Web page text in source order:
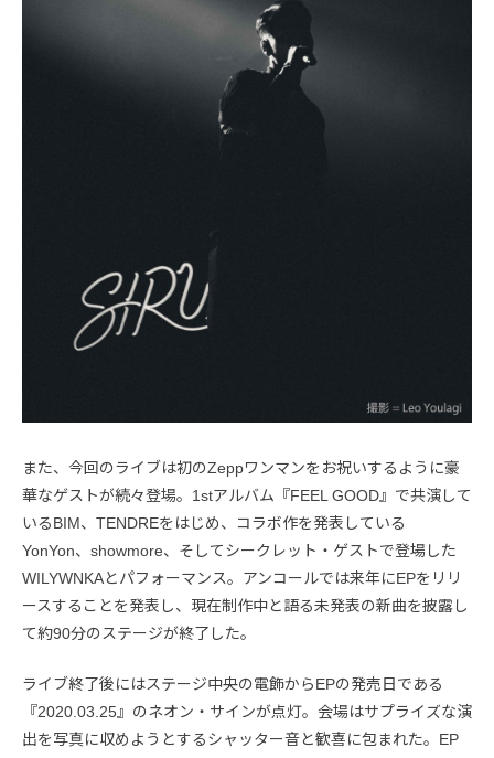
また、今回のライブは初のZeppワンマンをお祝いするように豪
華なゲストが続々登場。1stアルバム『FEEL GOOD』で共演して
いるBIM、TENDREをはじめ、コラボ作を発表している
YonYon、showmore、そしてシークレット・ゲストで登場した
WILYWNKAとパフォーマンス。アンコールでは来年にEPをリリ
ースすることを発表し、現在制作中と語る未発表の新曲を披露し
て約90分のステージが終了した。
ライブ終了後にはステージ中央の電飾からEPの発売日である
『2020.03.25』のネオン・サインが点灯。会場はサプライズな演
出を写真に収めようとするシャッター音と歓喜に包まれた。EP